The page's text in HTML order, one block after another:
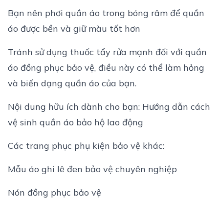
Bạn nên phơi quần áo trong bóng râm để quần
áo được bền và giữ màu tốt hơn
Tránh sử dụng thuốc tẩy rửa mạnh đối với quần
áo đồng phục bảo vệ, điều này có thể làm hỏng
và biến dạng quần áo của bạn.
Nội dung hữu ích dành cho bạn: Hướng dẫn cách
vệ sinh quần áo bảo hộ lao động
Các trang phục phụ kiện bảo vệ khác:
Mẫu áo ghi lê đen bảo vệ chuyên nghiệp
Nón đồng phục bảo vệ